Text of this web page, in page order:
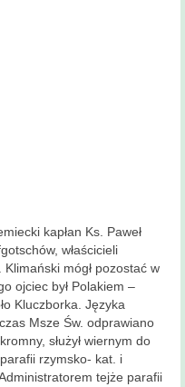
kapłan Ks. Paweł
właścicieli
mógł pozostać w
ojciec był Polakiem –
Kluczborka. Języka
Msze Św. odprawiano
służył wiernym do
rzymsko- kat. i
tejże parafii